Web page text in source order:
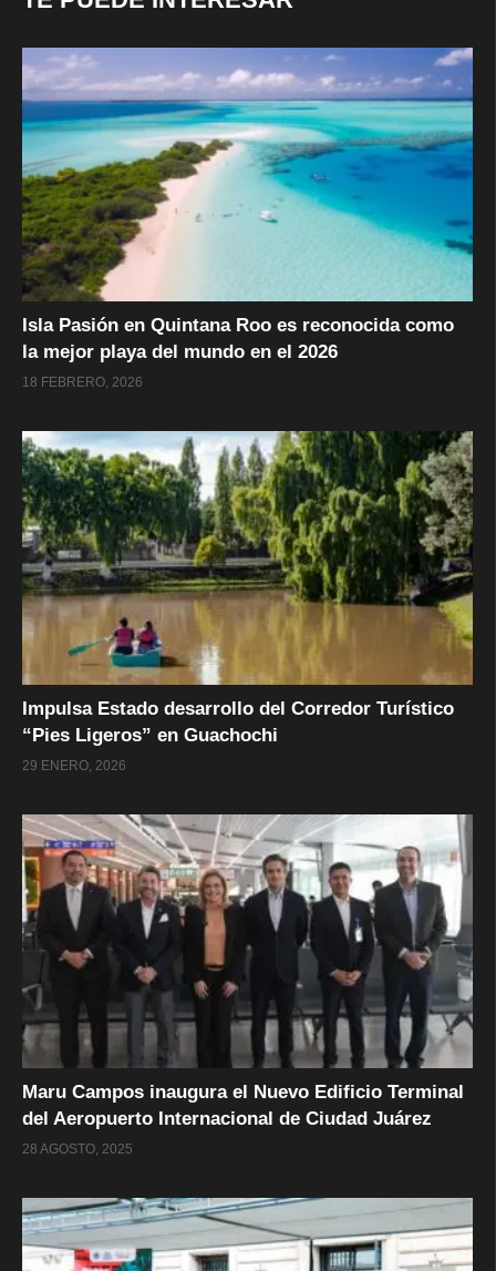
Isla Pasión en Quintana Roo es reconocida como
la mejor playa del mundo en el 2026
18 FEBRERO, 2026
Impulsa Estado desarrollo del Corredor Turístico
“Pies Ligeros” en Guachochi
29 ENERO, 2026
Maru Campos inaugura el Nuevo Edificio Terminal
del Aeropuerto Internacional de Ciudad Juárez
28 AGOSTO, 2025